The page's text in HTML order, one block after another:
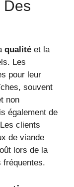
Des
qualité et la
Les
pour leur
souvent
non
également de
clients
de viande
lors de la
fréquentes.